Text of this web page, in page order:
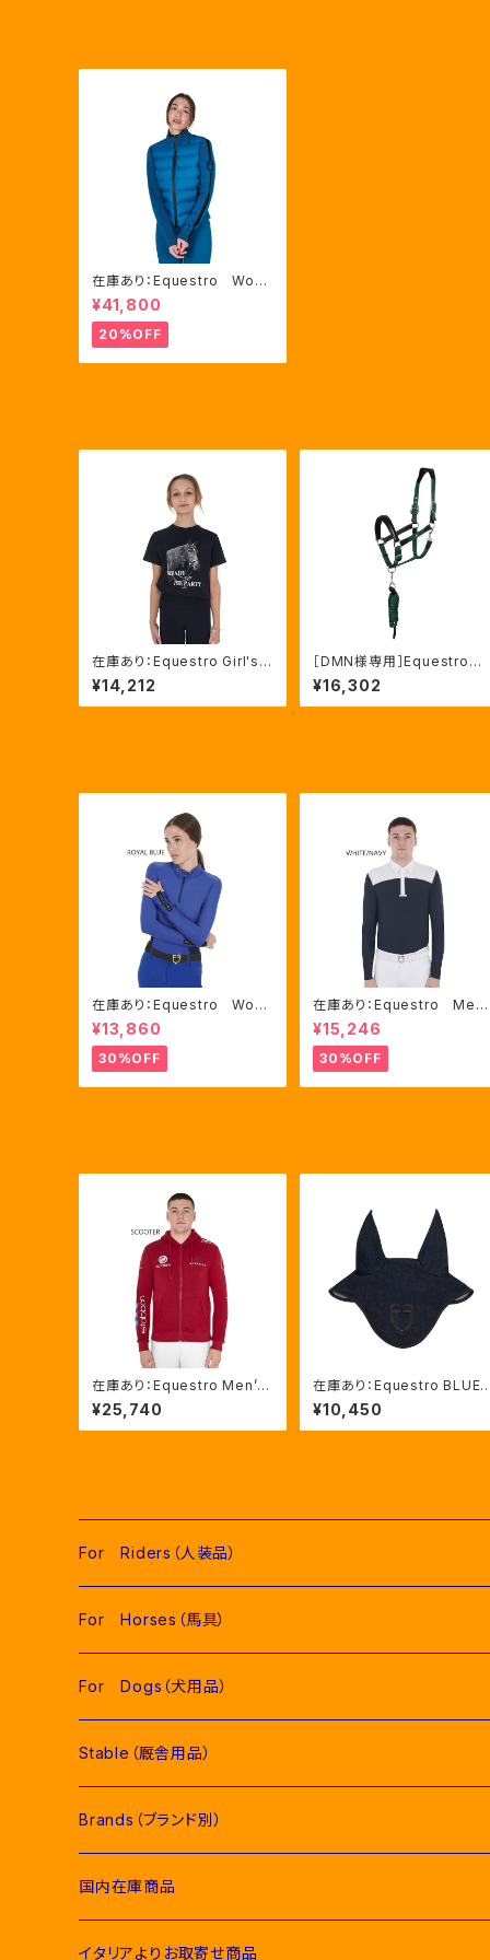
在庫あり：Equestro Wom
en’ｓ ダウン＋ニット コン
ビジップアップ（ETW00198）
¥41,800
20%OFF
在庫あり：Equestro Girl's
Ready To The Party Ｔシ
ャツ ラインストーンTシャツ（E
TKA00249）
¥14,212
［DMN様専用］Equestro
ani 無口＆引手セット グリ
ーン FULLサイズ（ETH03
002N）
¥16,302
在庫あり：Equestro Wom
en's テクニカル トレーニ
ングポロシャツ Royal Bl
ue、Mサイズ（ETW00064）
¥13,860
30%OFF
在庫あり：Equestro Me
n’ｓ メッシュコンビ 長袖
競技用シャツ 2色Mサイズ
（ETM00060）
¥15,246
30%OFF
在庫あり：Equestro Men’ｓ
マルチロゴパーカー２色（ET
M00012S）
¥25,740
在庫あり：Equestro BLUE
DENIM イヤーネット２色（ET
H09086）
¥10,450
For Riders（人装品）
Men（男性用衣類）
Competition Jackets（競技用ジャケット）
Competition Shirts（競技用シャツ）
Women（女性用衣類）
Competition Jackets（競技用ジャケット）
Competition Shirts（競技用シャツ）
Young Riders（ジュニア用衣類）
Competition Jackets（競技用ジャケット）
Competition Shirts（競技用シャツ）
Socks & Ties（ソックス、ネクタイ類）
Socks（ソックス）
Ties（ネクタイ類）
Raincoats（レインコート）
Body Protector（ボディプロテクター）
For Horses（馬具）
Pads（ゼッケン、パッド類）
Jumping Pads（障害馬術用ゼッケン）
Dressage Pads（馬場馬術用ゼッケン）
Fly Veils（イヤーネット類）
Bridles＆ Accesories （頭絡、手綱）
Bit（ハミ）
Halter & Lead rope（無口、曳き手）
For Dogs（犬用品）
Stable（厩舎用品）
COMPETITION EQUIPMENT(競技会用品）
Stable Curtains（厩舎かけ）
Bags（バッグ類）
Horse Care（お手入れ用品）
Combs and Brushes（ブラシ）
Brands（ブランド別）
Acavallo（アカバロ）
EGO７（エゴセブン）
国内在庫商品
イタリアよりお取寄せ商品